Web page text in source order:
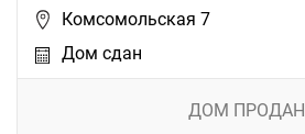
Комсомольская 7
Дом сдан
ДОМ ПРОДАН